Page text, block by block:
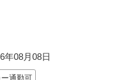
年08月08日
通勤可